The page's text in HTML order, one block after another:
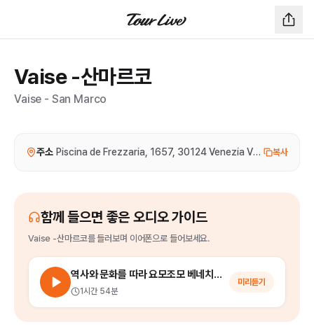
Vaise -산마르코
Vaise - San Marco
주소 Piscina de Frezzaria, 1657, 30124 Venezia VE, 이탈리아
복사
함께 들으면 좋은 오디오 가이드
Vaise -산마르코를들러보며 이어폰으로 들어보세요.
역사와 문화를 따라 요모조모 베네치아 나들이
1시간 54분
미리듣기